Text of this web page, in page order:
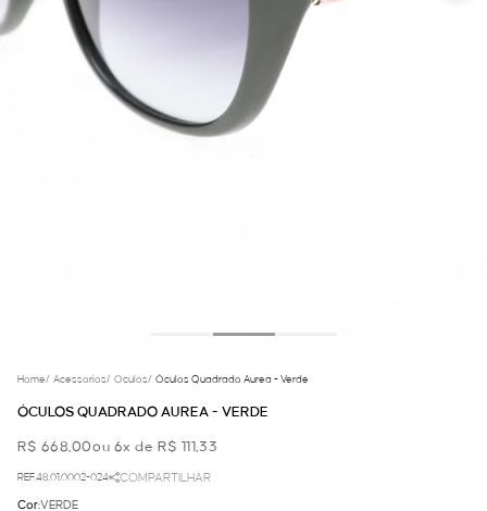
Home/ Acessorios/ Oculos/ Óculos Quadrado Aurea - Verde
ÓCULOS QUADRADO AUREA - VERDE
R$ 668,00ou 6x de R$ 111,33
REF.48.01.0002-024 COMPARTILHAR
Cor:VERDE